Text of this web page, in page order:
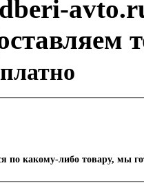
по какому-либо товару, мы